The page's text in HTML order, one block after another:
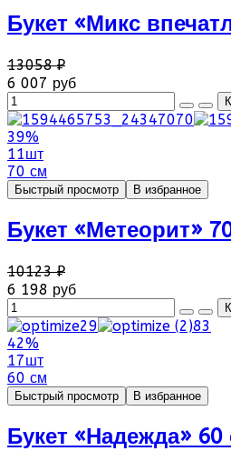
Букет «Микс
13058 ₽
6 007 руб
39%
11шт
70 см
Быстрый просмотр В избранное
Букет «Метеорит»
10123 ₽
6 198 руб
42%
17шт
60 см
Быстрый просмотр В избранное
Букет «Надежда» 60